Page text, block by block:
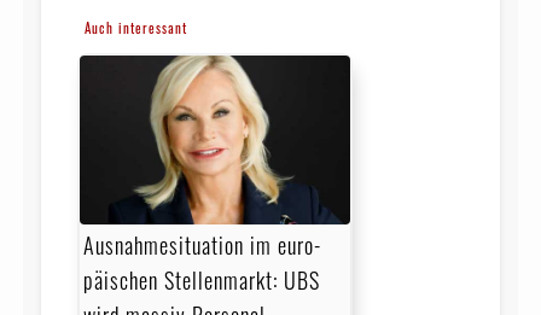
Auch interessant
Ausnahmesituation im euro­
päischen Stellenmarkt: UBS